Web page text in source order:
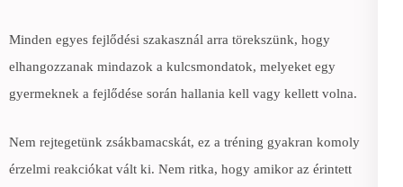
Minden egyes fejlődési szakasznál arra törekszünk, hogy
elhangozzanak mindazok a kulcsmondatok, melyeket egy
gyermeknek a fejlődése során hallania kell vagy kellett volna.
Nem rejtegetünk zsákbamacskát, ez a tréning gyakran komoly
érzelmi reakciókat vált ki. Nem ritka, hogy amikor az érintett